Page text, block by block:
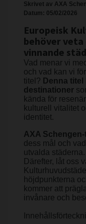
Skrivet av AXA
Datum: 05/02/2026
Europeisk
behöver
vinnande
Vad menar vi med
och vad kan vi
titel? Denna titel
destinationer
kända för
kulturell vitalitet
identitet.
AXA
dess mål och
utvalda städerna.
Därefter, låt oss
höjdpunkterna
kommer att
invånare och